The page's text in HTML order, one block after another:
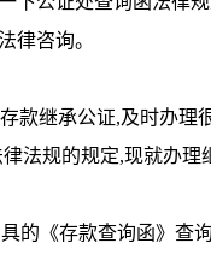
律咨询。
款继承公证,及时办理
法规的规定,现就办理
的《存款查询函》查